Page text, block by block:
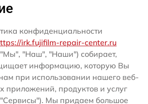
конфиденциальности
irk.fujifilm-repair-center.ru
"Мы", "Наш", "Наши") собирает,
информацию, которую Вы
при использовании нашего веб-
приложений, продуктов и услуг
"Сервисы"). Мы придаем большое